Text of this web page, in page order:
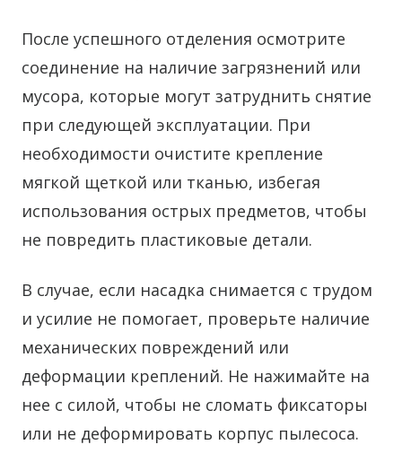
После успешного отделения осмотрите
соединение на наличие загрязнений или
мусора, которые могут затруднить снятие
при следующей эксплуатации. При
необходимости очистите крепление
мягкой щеткой или тканью, избегая
использования острых предметов, чтобы
не повредить пластиковые детали.
В случае, если насадка снимается с трудом
и усилие не помогает, проверьте наличие
механических повреждений или
деформации креплений. Не нажимайте на
нее с силой, чтобы не сломать фиксаторы
или не деформировать корпус пылесоса.